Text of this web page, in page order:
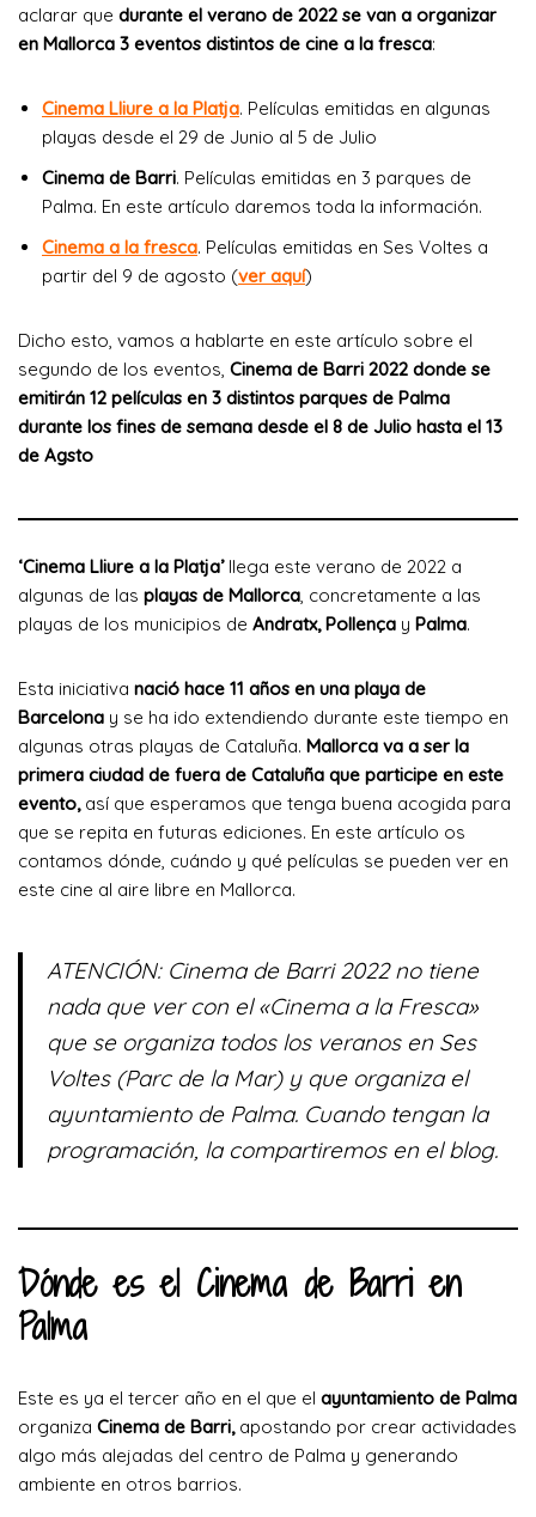
aclarar que durante el verano de 2022 se van a organizar
en Mallorca 3 eventos distintos de cine a la fresca:
Cinema Lliure a la Platja. Películas emitidas en algunas
playas desde el 29 de Junio al 5 de Julio
Cinema de Barri. Películas emitidas en 3 parques de
Palma. En este artículo daremos toda la información.
Cinema a la fresca. Películas emitidas en Ses Voltes a
partir del 9 de agosto (ver aquí)
Dicho esto, vamos a hablarte en este artículo sobre el
segundo de los eventos, Cinema de Barri 2022 donde se
emitirán 12 películas en 3 distintos parques de Palma
durante los fines de semana desde el 8 de Julio hasta el 13
de Agsto
‘Cinema Lliure a la Platja’llega este verano de 2022 a
algunas de las playas de Mallorca, concretamente a las
playas de los municipios de Andratx, Pollença y Palma.
Esta iniciativa nació hace 11 años en una playa de
Barcelona y se ha ido extendiendo durante este tiempo en
algunas otras playas de Cataluña. Mallorca va a ser la
primera ciudad de fuera de Cataluña que participe en este
evento,así que esperamos que tenga buena acogida para
que se repita en futuras ediciones. En este artículo os
contamos dónde, cuándo y qué películas se pueden ver en
este cine al aire libre en Mallorca.
ATENCIÓN: Cinema de Barri 2022 no tiene
nada que ver con el «Cinema a la Fresca»
que se organiza todos los veranos en Ses
Voltes (Parc de la Mar) y que organiza el
ayuntamiento de Palma. Cuando tengan la
programación, la compartiremos en el blog.
Dónde es el Cinema de Barri en
Palma
Este es ya el tercer año en el que el ayuntamiento de Palma
organiza Cinema de Barri,apostando por crear actividades
algo más alejadas del centro de Palma y generando
ambiente en otros barrios.